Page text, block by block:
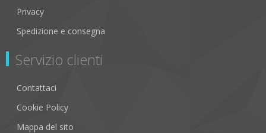
Privacy
Spedizione e consegna
Servizio clienti
Contattaci
Cookie Policy
Mappa del sito